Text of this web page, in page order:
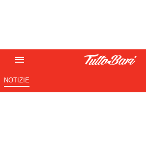
NOTIZIE